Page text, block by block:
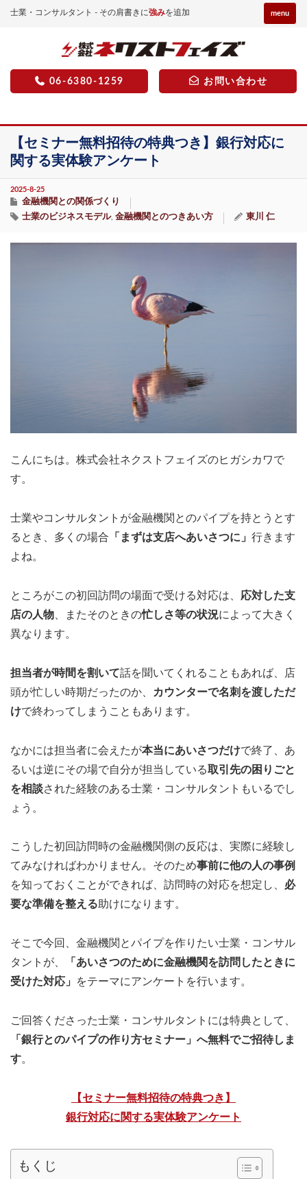
士業・コンサルタント - その肩書きに強みを追加 menu
06-6380-1259 お問い合わせ
【セミナー無料招待の特典つき】銀行対応に
関する実体験アンケート
2025-8-25
金融機関との関係づくり
士業のビジネスモデル, 金融機関とのつきあい方 東川 仁
こんにちは。株式会社ネクストフェイズのヒガシカワで
す。
士業やコンサルタントが金融機関とのパイプを持とうとす
るとき、多くの場合 「まずは支店へあいさつに」 行きます
よね。
ところがこの初回訪問の場面で受ける対応は、 応対した支
店の人物 、またそのときの忙しさ等の状況によって大きく
異なります。
担当者が時間を割いて話を聞いてくれることもあれば、店
頭が忙しい時期だったのか、
カウンターで名刺を渡しただ
けで終わってしまうこともあります。
なかには担当者に会えたが本当にあいさつだけで終了、あ
るいは逆にその場で自分が担当している取引先の困りごと
を相談された経験のある士業・コンサルタントもいるでし
ょう。
こうした初回訪問時の金融機関側の反応は、実際に経験し
てみなければわかりません。そのため事前に他の人の事例
を知っておくことができれば、訪問時の対応を想定し、 必
要な準備を整える助けになります。
そこで今回、金融機関とパイプを作りたい士業・コンサル
タントが、
「あいさつのために金融機関を訪問したときに
受けた対応」
をテーマにアンケートを行います。
ご回答くださった士業・コンサルタントには特典として、
「銀行とのパイプの作り方セミナー」へ無料でご招待しま
す。
【セミナー無料招待の特典つき】
銀行対応に関する実体験アンケート
もくじ